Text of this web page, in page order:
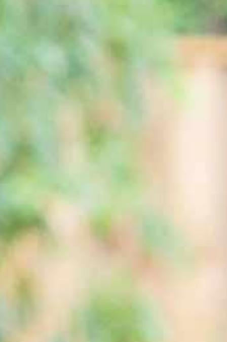
Très sûre
De l’eau sur
simple pression
de bouton